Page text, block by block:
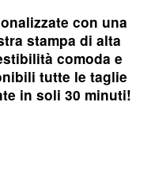
con una
stampa di alta
comoda e
tutte le taglie
in soli 30 minuti!